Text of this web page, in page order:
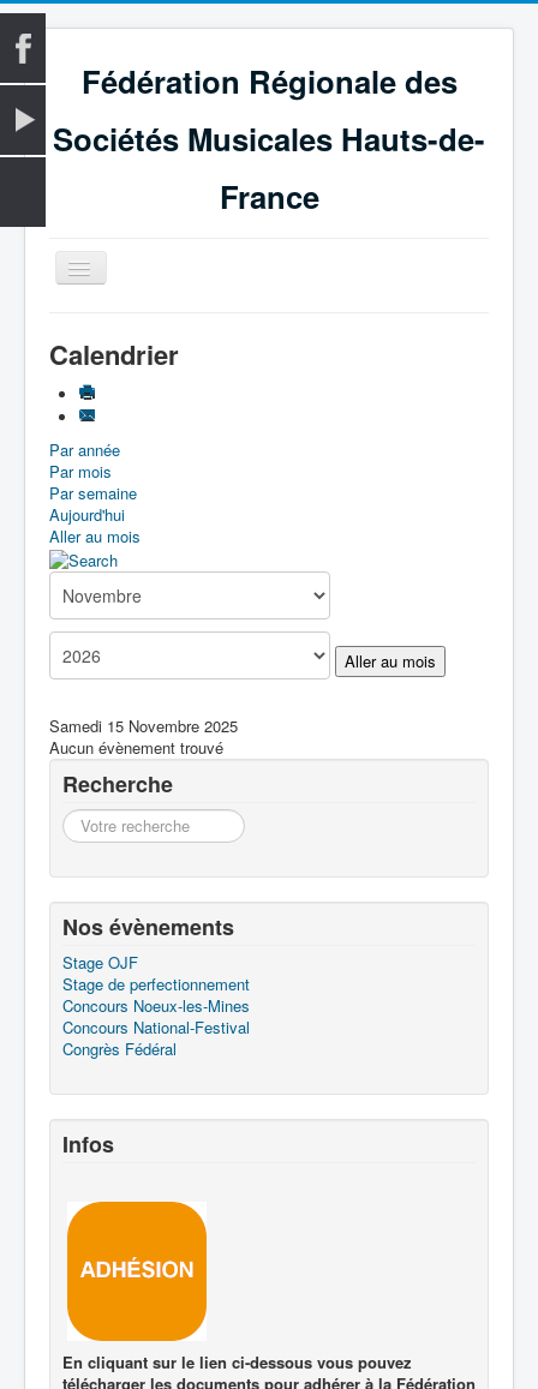
Fédération Régionale des
Sociétés Musicales Hauts-de-
France
Basculer
la
La Fédération
Vie fédérale
Examens
Le Magazine
Les Médailles
Boîte à Outils
Contact
Calendrier
Par année
Par mois
Par semaine
Aujourd'hui
Aller au mois
Aller au mois
Samedi 15 Novembre 2025
Aucun évènement trouvé
Recherche
Recherche
Nos évènements
Stage OJF
Stage de perfectionnement
Concours Noeux-les-Mines
Concours National-Festival
Congrès Fédéral
Infos
En cliquant sur le lien ci-dessous vous pouvez
télécharger les documents pour adhérer à la Fédération